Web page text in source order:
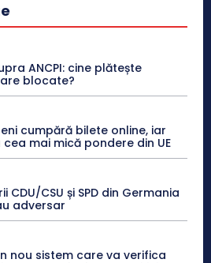
ANCPI: cine plătește
blocate?
cumpără bilete online, iar
mai mică pondere din UE
CDU/CSU și SPD din Germania
adversar
nou sistem care va verifica